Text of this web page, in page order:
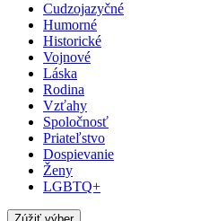
Cudzojazyčné
Humorné
Historické
Vojnové
Láska
Rodina
Vzťahy
Spoločnosť
Priateľstvo
Dospievanie
Ženy
LGBTQ+